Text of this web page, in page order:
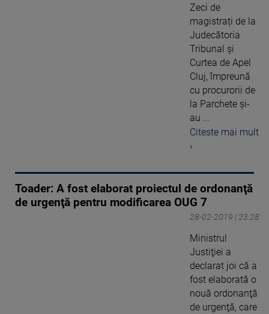
Zeci de
magistrați de la
Judecătoria
Tribunal și
Curtea de Apel
Cluj, împreună
cu procurorii de
la Parchete și-
au ...
Citeste mai mult
›
Toader: A fost elaborat proiectul de ordonanţă
de urgenţă pentru modificarea OUG 7
28-02-2019 | 23:28
Ministrul
Justiţiei a
declarat joi că a
fost elaborată o
nouă ordonanţă
de urgenţă, care